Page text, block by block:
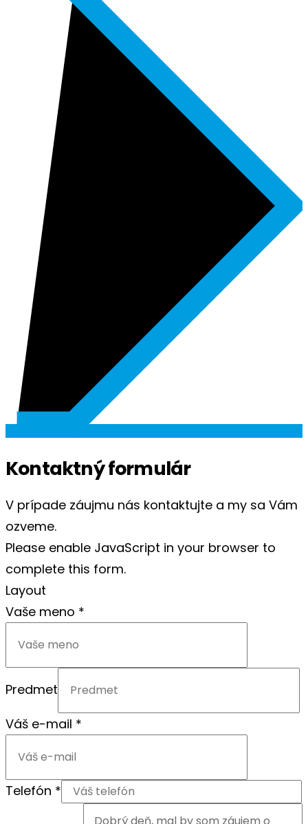
Kontaktný formulár
V prípade záujmu nás kontaktujte a my sa Vám
ozveme.
Please enable JavaScript in your browser to
complete this form.
Layout
Vaše meno *
Predmet
Váš e-mail *
Telefón *